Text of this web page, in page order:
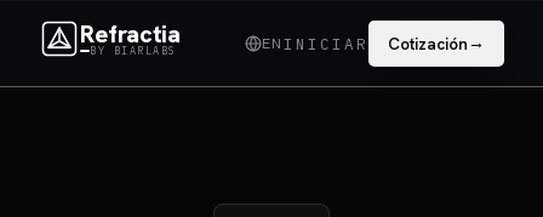
Refractia
BY BIARLABS ENINICIAR Cotización→